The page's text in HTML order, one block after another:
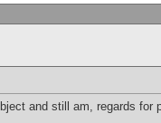
and still am, regards for